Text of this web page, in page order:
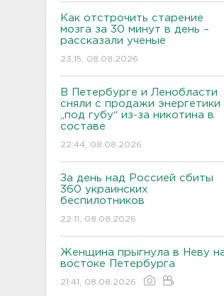
Как отстрочить старение
мозга за 30 минут в день –
рассказали ученые
23:15, 08.08.2026
В Петербурге и Ленобласти
сняли с продажи энергетики
„под губу“ из-за никотина в
составе
22:44, 08.08.2026
За день над Россией сбиты
360 украинских
беспилотников
22:11, 08.08.2026
Женщина прыгнула в Неву
востоке Петербурга
21:41, 08.08.2026